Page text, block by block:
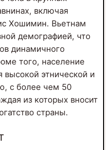
включая
Хошимин. Вьетнам
демографией, что
динамичного
того, население
высокой этнической и
с более чем 50
из которых вносит
страны.